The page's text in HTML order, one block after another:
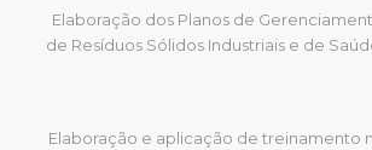
Elaboração dos Planos de
de Resíduos Sólidos Industriais e de
Elaboração e aplicação de treinamento